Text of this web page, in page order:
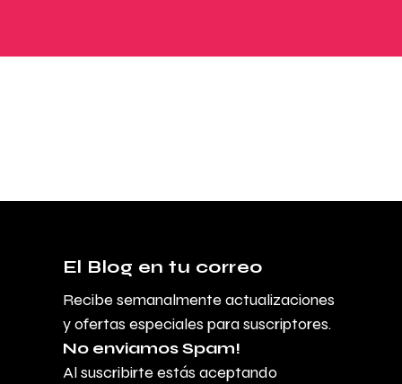
El Blog en tu correo
Recibe semanalmente actualizaciones
y ofertas especiales para suscriptores.
No enviamos Spam!
Al suscribirte estás aceptando